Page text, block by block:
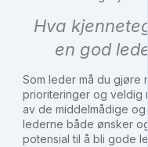
Hva
en god
Som leder må du gjøre
prioriteringer og veldig
av de middelmådige
lederne både ønsker
potensial til å bli gode